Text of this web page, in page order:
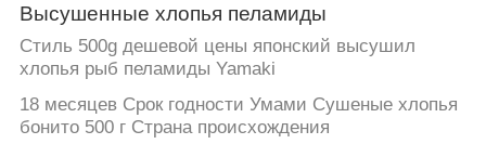
Высушенные хлопья пеламиды
Стиль 500g дешевой цены японский высушил
хлопья рыб пеламиды Yamaki
18 месяцев Срок годности Умами Сушеные хлопья
бонито 500 г Страна происхождения